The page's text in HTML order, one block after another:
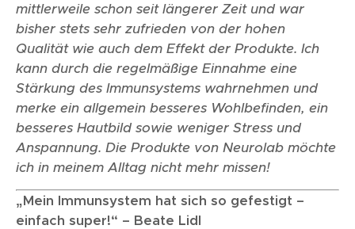
mittlerweile schon seit längerer Zeit und war
bisher stets sehr zufrieden von der hohen
Qualität wie auch dem Effekt der Produkte. Ich
kann durch die regelmäßige Einnahme eine
Stärkung des Immunsystems wahrnehmen und
merke ein allgemein besseres Wohlbefinden, ein
besseres Hautbild sowie weniger Stress und
Anspannung. Die Produkte von Neurolab möchte
ich in meinem Alltag nicht mehr missen!
„Mein Immunsystem hat sich so gefestigt –
einfach super!“ – Beate Lidl